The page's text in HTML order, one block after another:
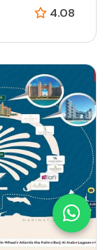
4.08